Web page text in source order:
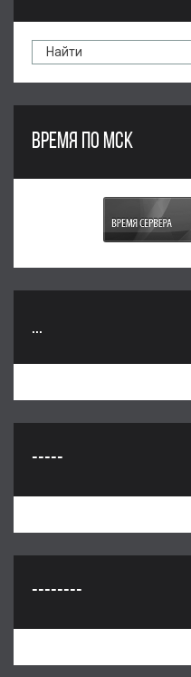
ВРЕМЯ ПО МСК
...
-----
--------